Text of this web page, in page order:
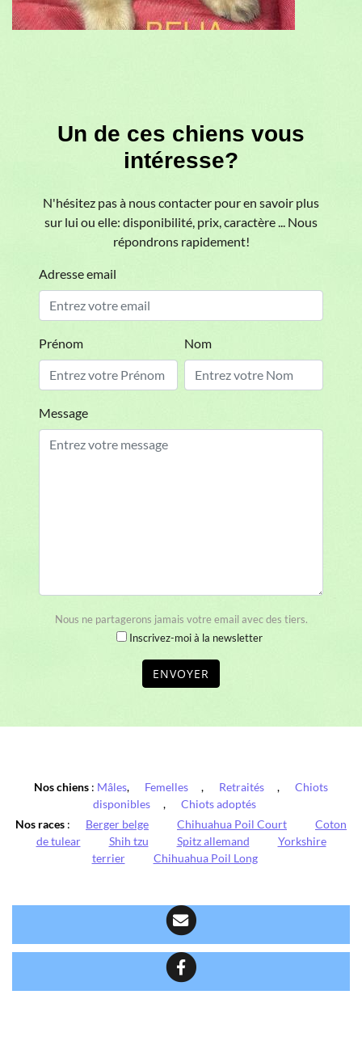
Un de ces chiens vous
intéresse?
N'hésitez pas à nous contacter pour en savoir plus
sur lui ou elle: disponibilité, prix, caractère ... Nous
répondrons rapidement!
Adresse email
Prénom Nom
Message
Nous ne partagerons jamais votre email avec des tiers.
Inscrivez-moi à la newsletter
ENVOYER
Nos chiens : Mâles, Femelles , Retraités ,
Chiots
disponibles
,
Chiots adoptés
Nos races : Berger belge Chihuahua Poil Court
Coton
de tulear
Shih tzu Spitz allemand
Yorkshire
terrier
Chihuahua Poil Long